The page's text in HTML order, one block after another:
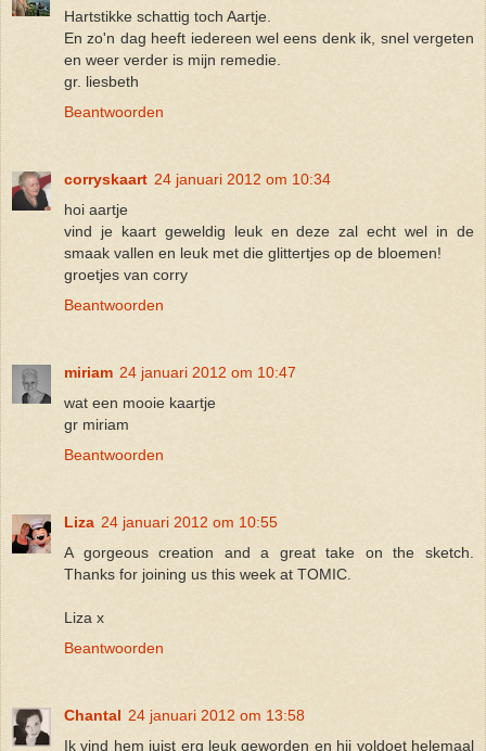
Hartstikke schattig toch Aartje.
En zo'n dag heeft iedereen wel eens denk ik, snel vergeten
en weer verder is mijn remedie.
gr. liesbeth
Beantwoorden
corryskaart 24 januari 2012 om 10:34
hoi aartje
vind je kaart geweldig leuk en deze zal echt wel in de
smaak vallen en leuk met die glittertjes op de bloemen!
groetjes van corry
Beantwoorden
miriam 24 januari 2012 om 10:47
wat een mooie kaartje
gr miriam
Beantwoorden
Liza 24 januari 2012 om 10:55
A gorgeous creation and a great take on the sketch.
Thanks for joining us this week at TOMIC.
Liza x
Beantwoorden
Chantal 24 januari 2012 om 13:58
Ik vind hem juist erg leuk geworden en hij voldoet helemaal